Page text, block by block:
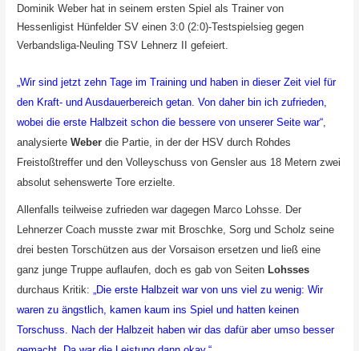
Dominik Weber hat in seinem ersten Spiel als Trainer von
Hessenligist Hünfelder SV einen 3:0 (2:0)-Testspielsieg gegen
Verbandsliga-Neuling TSV Lehnerz II gefeiert.
„Wir sind jetzt zehn Tage im Training und haben in dieser Zeit viel für
den Kraft- und Ausdauerbereich getan. Von daher bin ich zufrieden,
wobei die erste Halbzeit schon die bessere von unserer Seite war“
analysierteWeber die Partie, in der der HSV durch Rohdes
Freistoßtreffer und den Volleyschuss von Gensler aus 18 Metern zwei
absolut sehenswerte Tore erzielte.
Allenfalls teilweise zufrieden war dagegen Marco Lohsse. Der
Lehnerzer Coach musste zwar mit Broschke, Sorg und Scholz seine
drei besten Torschützen aus der Vorsaison ersetzen und ließ eine
ganz junge Truppe auflaufen, doch es gab von SeitenLohsses
durchaus Kritik: „Die erste Halbzeit war von uns viel zu wenig: Wir
waren zu ängstlich, kamen kaum ins Spiel und hatten keinen
Torschuss. Nach der Halbzeit haben wir das dafür aber umso besser